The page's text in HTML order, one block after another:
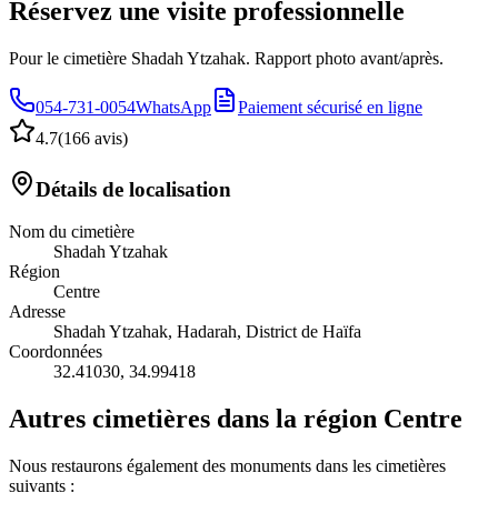
Réservez une visite professionnelle
Pour le cimetière Shadah Ytzahak. Rapport photo avant/après.
054-731-0054WhatsApp
Paiement sécurisé en ligne
4.7(166 avis)
Détails de localisation
Nom du cimetière
Shadah Ytzahak
Région
Centre
Adresse
Shadah Ytzahak, Hadarah, District de Haïfa
Coordonnées
32.41030, 34.99418
Autres cimetières dans la région Centre
Nous restaurons également des monuments dans les cimetières
suivants :